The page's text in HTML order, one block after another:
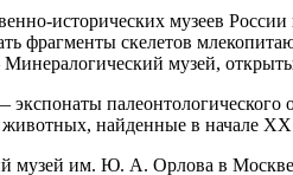
исторических музеев
фрагменты скелетов
музей,
палеонтологического
животных, найденные в начале